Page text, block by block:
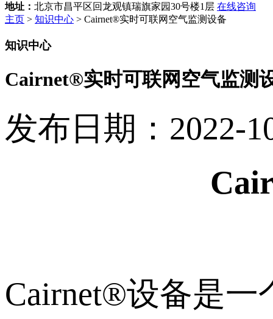
地址： 北京市昌平区回龙观镇瑞旗家园30号楼1层 在线咨询
主页 > 知识中心 > Cairnet®实时可联网空气监测设备
知识中心
Cairnet®实时可联网空气监测
发布日期：2022-
Cairnet®设备是